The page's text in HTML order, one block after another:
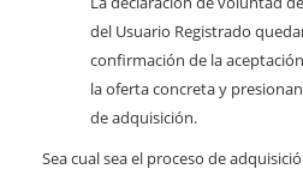
del Usuario Registrado
confirmación de la
la oferta concreta y
de adquisición.
Sea cual sea el proceso de